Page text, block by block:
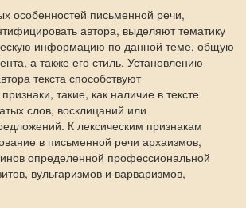
письменной речи,
автора, выделяют тематику
информацию по данной теме, общую
а также его стиль. Установлению
текста способствуют
такие, как наличие в тексте
слов, восклицаний или
К лексическим признакам
в письменной речи архаизмов,
определенной профессиональной
вульгаризмов и варваризмов,